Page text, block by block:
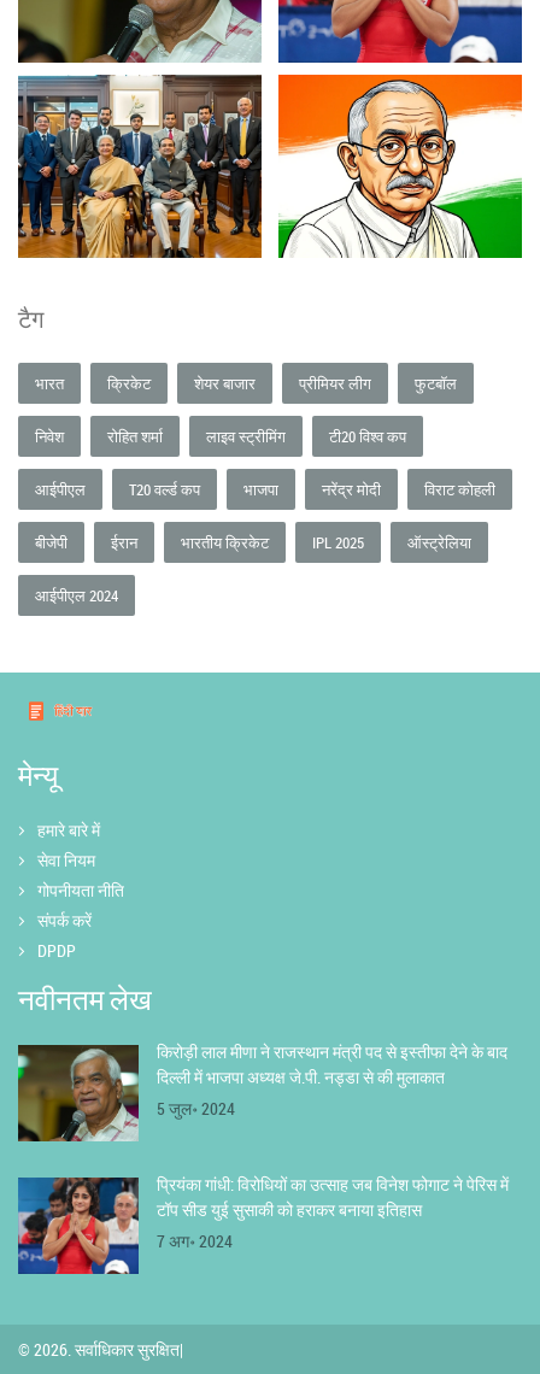
टैग
भारत क्रिकेट शेयर बाजार प्रीमियर लीग फुटबॉल
निवेश रोहित शर्मा लाइव स्ट्रीमिंग टी20 विश्व कप
आईपीएल T20 वर्ल्ड कप भाजपा नरेंद्र मोदी विराट कोहली
बीजेपी ईरान भारतीय क्रिकेट IPL 2025 ऑस्ट्रेलिया
आईपीएल 2024
मेन्यू
हमारे बारे में
सेवा नियम
गोपनीयता नीति
संपर्क करें
DPDP
नवीनतम लेख
किरोड़ी लाल मीणा ने राजस्थान मंत्री पद से इस्तीफा देने के बाद
दिल्ली में भाजपा अध्यक्ष जे.पी. नड्डा से की मुलाकात
5 जुल॰ 2024
प्रियंका गांधी: विरोधियों का उत्साह जब विनेश फोगाट ने पेरिस में
टॉप सीड युई सुसाकी को हराकर बनाया इतिहास
7 अग॰ 2024
© 2026. सर्वाधिकार सुरक्षित|